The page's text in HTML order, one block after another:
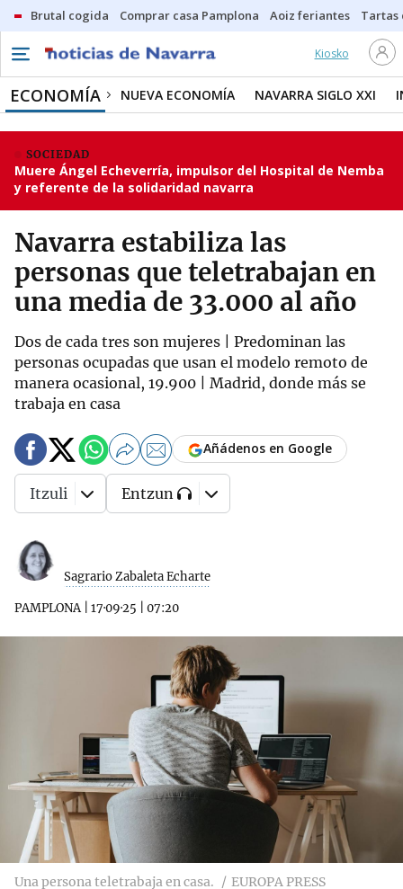
Brutal cogida Comprar casa Pamplona Aoiz feriantes Tartas
Kiosko
ECONOMÍA NUEVA ECONOMÍA NAVARRA SIGLO XXI
SOCIEDAD
Muere Ángel Echeverría, impulsor del Hospital de Nemba
y referente de la solidaridad navarra
Navarra estabiliza las
personas que teletrabajan en
una media de 33.000 al año
Dos de cada tres son mujeres | Predominan las
personas ocupadas que usan el modelo remoto de
manera ocasional, 19.900 | Madrid, donde más se
trabaja en casa
Sagrario Zabaleta Echarte
PAMPLONA| 17·09·25 07:20
Añádenos en Google
Itzuli Entzun
Una persona teletrabaja en casa. EUROPA PRESS